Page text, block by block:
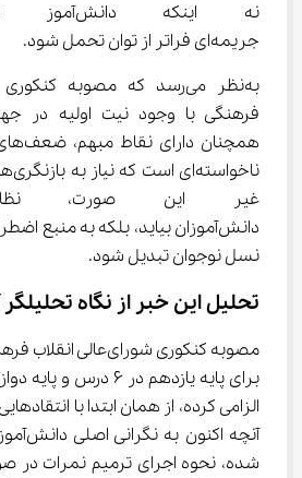
نه
جریمه‌ای فراتر از توان تحمل شود.
فرهنگی با وجود نیت اولیه در
غیر این صورت،
دانش‌آموزان بیاید، بلکه به منبع
نسل نوجوان تبدیل شود.
تحلیل این خبر از نگاه تحلیلگر
مصوبه کنکوری
برای پایه یازدهم در ۶
الزامی کرده، از همان ابتدا با
شده، نحوه اجرای ترمیم نمرات در